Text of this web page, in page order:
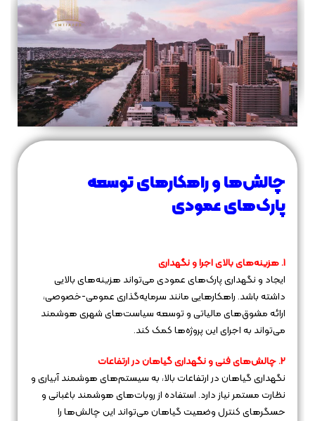
چالش‌ها و راهکارهای توسعه
پارک‌های عمودی
1. هزینه‌های بالای اجرا و نگهداری
ایجاد و نگهداری پارک‌های عمودی می‌تواند هزینه‌های بالایی
داشته باشد. راهکارهایی مانند سرمایه‌گذاری عمومی-خصوصی،
ارائه مشوق‌های مالیاتی و توسعه سیاست‌های شهری هوشمند
می‌تواند به اجرای این پروژه‌ها کمک کند.
2. چالش‌های فنی و نگهداری گیاهان در ارتفاعات
نگهداری گیاهان در ارتفاعات بالا، به سیستم‌های هوشمند آبیاری و
نظارت مستمر نیاز دارد. استفاده از روبات‌های هوشمند باغبانی و
حسگرهای کنترل وضعیت گیاهان می‌تواند این چالش‌ها را